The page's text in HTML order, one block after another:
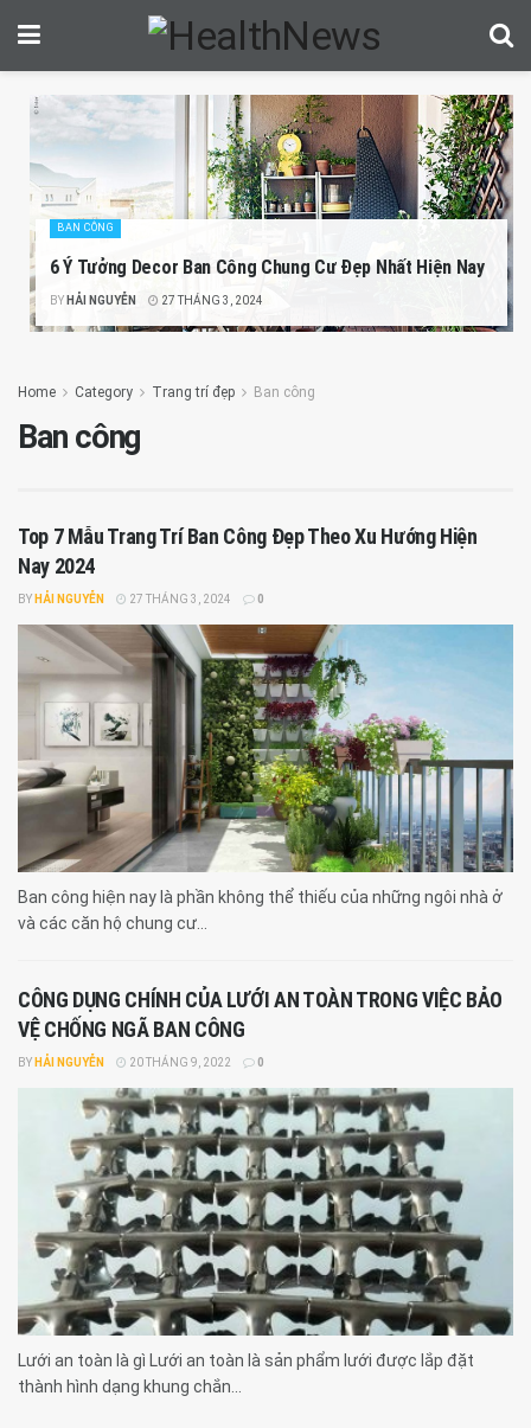
BAN CÔNG
6 Ý Tưởng Decor Ban Công Chung Cư Đẹp Nhất Hiện Nay
BY HẢI NGUYỄN 27 THÁNG 3, 2024
Home Category Trang trí đẹp Ban công
Ban công
Top 7 Mẫu Trang Trí Ban Công Đẹp Theo Xu Hướng Hiện
Nay 2024
BY HẢI NGUYỄN 27 THÁNG 3, 2024 0
Ban công hiện nay là phần không thể thiếu của những ngôi nhà ở
và các căn hộ chung cư...
CÔNG DỤNG CHÍNH CỦA LƯỚI AN TOÀN TRONG VIỆC BẢO
VỆ CHỐNG NGÃ BAN CÔNG
BY HẢI NGUYỄN 20 THÁNG 9, 2022 0
Lưới an toàn là gì Lưới an toàn là sản phẩm lưới được lắp đặt
thành hình dạng khung chắn...